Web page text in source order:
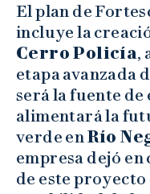
El plan de
incluye la
Cerro Policía,
etapa avanzada
será la fuente
alimentará la
verde en Río
empresa dejó
de este proyecto